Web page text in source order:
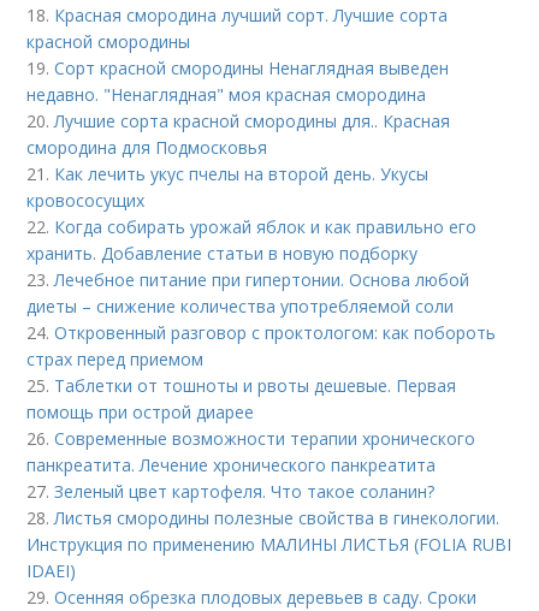
18. Красная смородина лучший сорт. Лучшие сорта
красной смородины
19.Сорт красной смородины Ненаглядная выведен
недавно. "Ненаглядная" моя красная смородина
20.Лучшие сорта красной смородины для.. Красная
смородина для Подмосковья
21. Как лечить укус пчелы на второй день. Укусы
кровососущих
22. Когда собирать урожай яблок и как правильно его
хранить. Добавление статьи в новую подборку
23.Лечебное питание при гипертонии. Основа любой
диеты – снижение количества употребляемой соли
24.Откровенный разговор с проктологом: как побороть
страх перед приемом
25. Таблетки от тошноты и рвоты дешевые. Первая
помощь при острой диарее
26.Современные возможности терапии хронического
панкреатита. Лечение хронического панкреатита
27.Зеленый цвет картофеля. Что такое соланин?
28.Листья смородины полезные свойства в гинекологии.
Инструкция по применению МАЛИНЫ ЛИСТЬЯ (FOLIA RUBI
IDAEI)
29.Осенняя обрезка плодовых деревьев в саду. Сроки